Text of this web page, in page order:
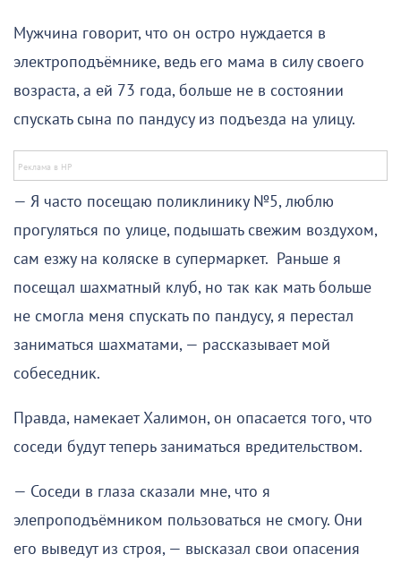
Мужчина говорит, что он остро нуждается в
электроподъёмнике, ведь его мама в силу своего
возраста, а ей 73 года, больше не в состоянии
спускать сына по пандусу из подъезда на улицу.
— Я часто посещаю поликлинику №5, люблю
прогуляться по улице, подышать свежим воздухом,
сам езжу на коляске в супермаркет. Раньше я
посещал шахматный клуб, но так как мать больше
не смогла меня спускать по пандусу, я перестал
заниматься шахматами, — рассказывает мой
собеседник.
Правда, намекает Халимон, он опасается того, что
соседи будут теперь заниматься вредительством.
— Соседи в глаза сказали мне, что я
элепроподъёмником пользоваться не смогу. Они
его выведут из строя, — высказал свои опасения